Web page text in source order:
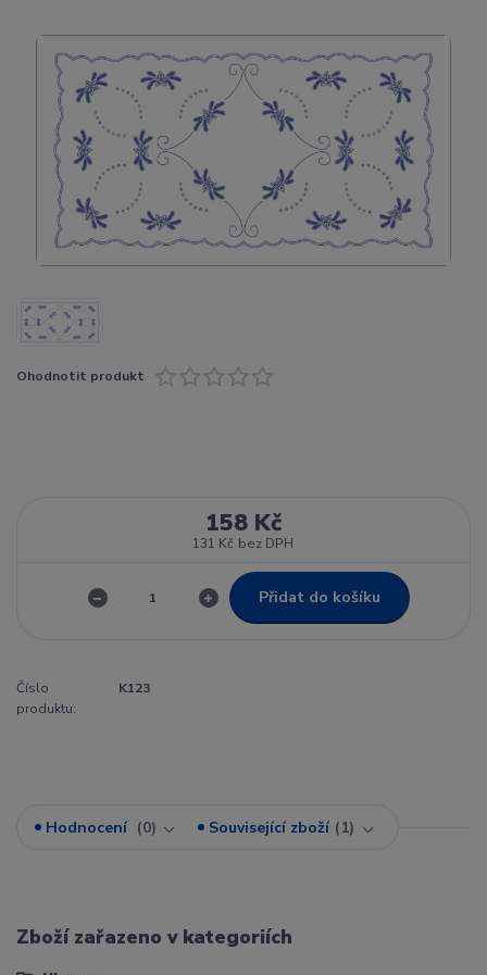
Ohodnotit produkt
158 Kč
131 Kč bez DPH
Přidat do košíku
Číslo
produktu:
K123
Hodnocení 0 Související zboží 1
Zboží zařazeno v kategoriích